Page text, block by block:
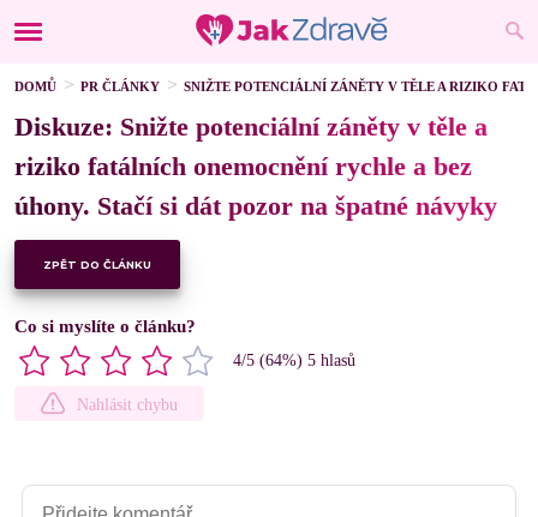
DOMŮ PR ČLÁNKY SNIŽTE POTENCIÁLNÍ ZÁNĚTY V TĚLE A RIZIKO
Diskuze: Snižte potenciální záněty v těle a
riziko fatálních onemocnění rychle a bez
úhony. Stačí si dát pozor na špatné návyky
ZPĚT DO ČLÁNKU
Co si myslíte o článku?
4/5 (64%) 5 hlasů
Nahlásit chybu